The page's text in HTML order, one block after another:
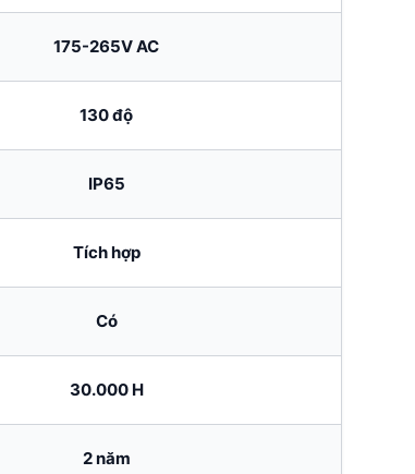
175-265V AC
130 độ
IP65
Tích hợp
Có
30.000 H
2 năm